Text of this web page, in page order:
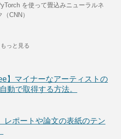
を使って畳込みニューラルネ
CNN）
っと見る
】マイナーなアーティストの
動で取得する方法。
レポートや論文の表紙のテン